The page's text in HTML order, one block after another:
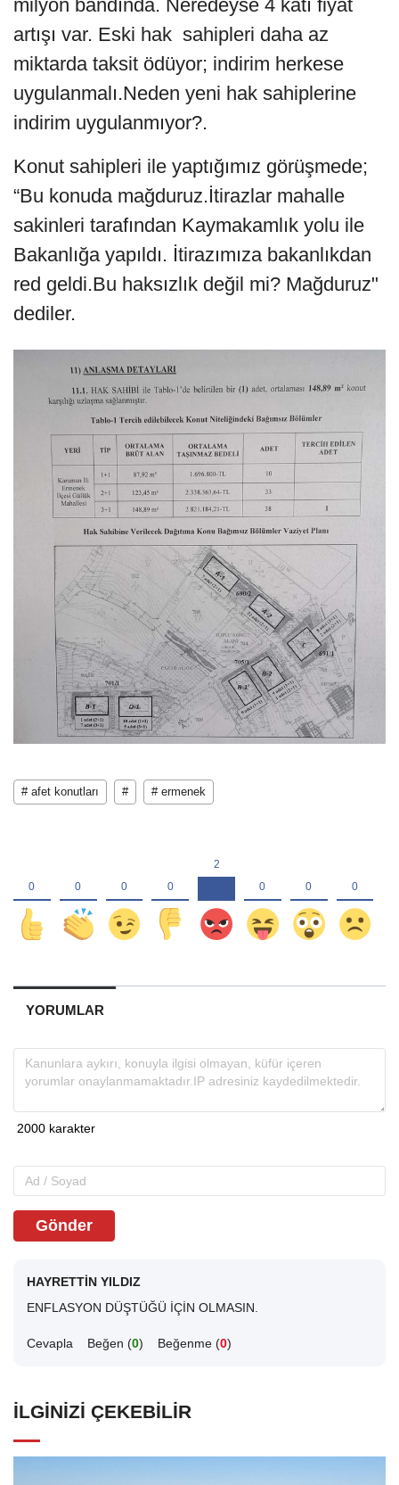
milyon bandında. Neredeyse 4 katı fiyat
artışı var. Eski hak sahipleri daha az
miktarda taksit ödüyor; indirim herkese
uygulanmalı.Neden yeni hak sahiplerine
indirim uygulanmıyor?.
Konut sahipleri ile yaptığımız görüşmede;
“Bu konuda mağduruz.İtirazlar mahalle
sakinleri tarafından Kaymakamlık yolu ile
Bakanlığa yapıldı. İtirazımıza bakanlıkdan
red geldi.Bu haksızlık değil mi? Mağduruz"
dediler.
# afet konutları # # ermenek
YORUMLAR
Gönder
HAYRETTİN YILDIZ
ENFLASYON DÜŞTÜĞÜ İÇİN OLMASIN.
Cevapla Beğen (0) Beğenme (0)
İLGINIZI ÇEKEBILIR